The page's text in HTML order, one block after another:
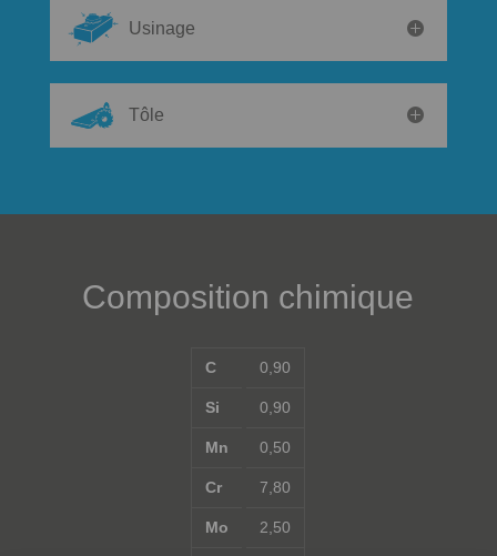
Usinage
Tôle
Composition chimique
C
Si
Mn
Cr
Mo
0,90
0,90
0,50
7,80
2,50